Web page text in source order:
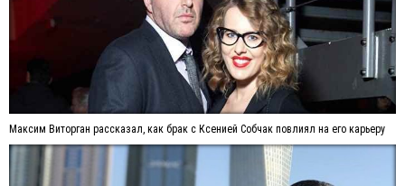
Максим Виторган рассказал, как брак с Ксенией Собчак повлиял на его карьеру